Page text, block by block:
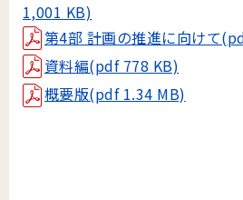
1,001 KB)
第4部 計画の推進に向けて
資料編(pdf 778 KB)
概要版(pdf 1.34 MB)